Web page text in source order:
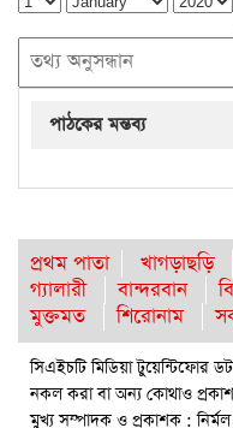
পাঠকের মন্তব্য
প্রথম পাতা খাগড়াছড়ি
গ্যালারী
বান্দরবান
মুক্তমত
শিরোনাম
সিএইচটি মিডিয়া টুয়েন্টিফোর
নকল করা বা অন্য কোথাও
মুখ্য সম্পাদক ও প্রকাশক :